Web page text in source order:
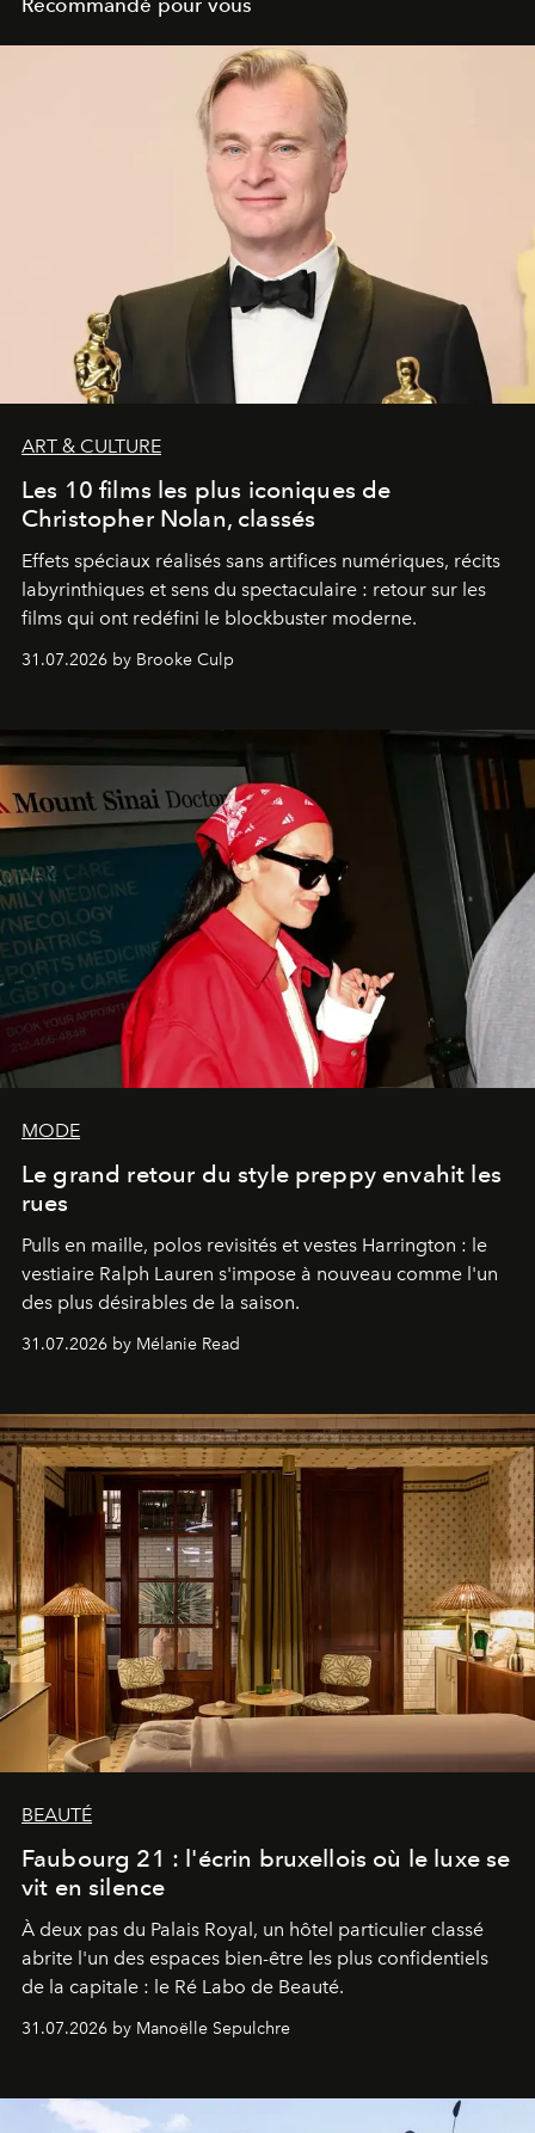
ART & CULTURE
Les 10 films les plus iconiques de
Christopher Nolan, classés
Effets spéciaux réalisés sans artifices numériques, récits
labyrinthiques et sens du spectaculaire : retour sur les
films qui ont redéfini le blockbuster moderne.
31.07.2026 by Brooke Culp
MODE
Le grand retour du style preppy envahit les
rues
Pulls en maille, polos revisités et vestes Harrington : le
vestiaire Ralph Lauren s'impose à nouveau comme l'un
des plus désirables de la saison.
31.07.2026 by Mélanie Read
BEAUTÉ
Faubourg 21 : l'écrin bruxellois où le luxe se
vit en silence
À deux pas du Palais Royal, un hôtel particulier classé
abrite l'un des espaces bien-être les plus confidentiels
de la capitale : le Ré Labo de Beauté.
31.07.2026 by Manoëlle Sepulchre